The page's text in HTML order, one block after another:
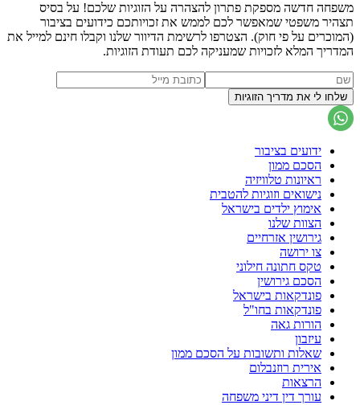
משפחה חדשה מספקת פתרון להצהרה על הזוגיות שלכם! על בסיס
תצהיר משפטי שמאפשר לכם לממש את זכויותכם כידועים בציבור
(המוכרים על פי חוק). הצטרפו לרשימת הדיוור שלנו וקבלו חינם למייל את
המדריך המלא לזכויות שמעניקה לכם תעודת הזוגיות.
ידועים בציבור
הסכם ממון
ראיונות טלוויזיה
נישואים וזוגיות להטבית
אימוץ ילדים בישראל
הצוות שלנו
גירושין אזרחיים
צו ירושה
טקס חתונה חילוני
הסכם גירושין
פונדקאות בישראל
פונדקאות בחו"ל
הורות גאה
עיזבון
שאלות ותשובות על הסכם ממון
אירית רוזנבלום
הרצאות
עורך דין דיני משפחה